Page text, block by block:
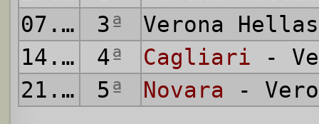
07.09.1975
3ª
Verona
14.09.1975
4ª Cagliari -
21.09.1975
5ª Novara -